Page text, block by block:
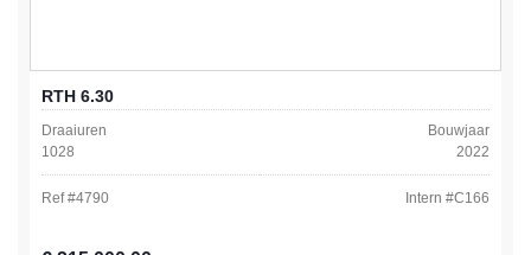
RTH 6.30
Draaiuren
1028
Bouwjaar
2022
Ref #4790 Intern #C166